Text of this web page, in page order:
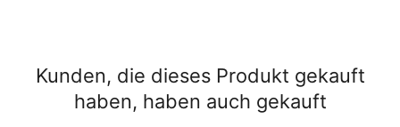
Kunden, die dieses Produkt gekauft
haben, haben auch gekauft